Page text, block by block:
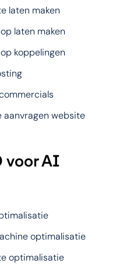
laten maken
laten maken
koppelingen
aanvragen website
voor AI
optimalisatie
optimalisatie